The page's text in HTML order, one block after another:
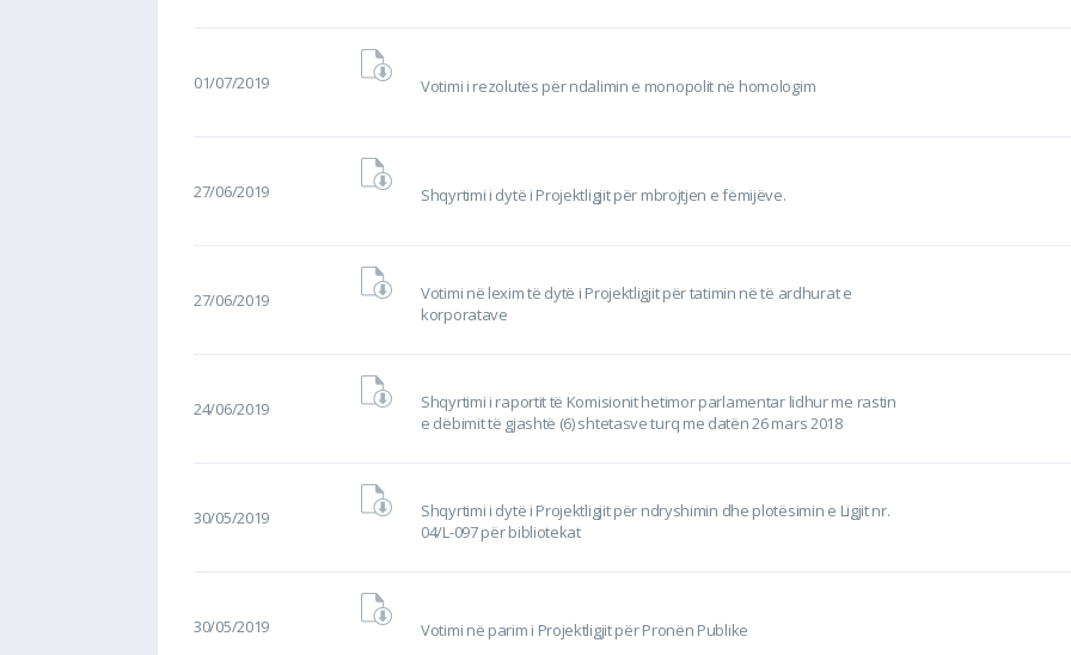
01/07/2019 Votimi i rezolutës për ndalimin e monopolit në homologim
27/06/2019 Shqyrtimi i dytë i Projektligjit për mbrojtjen e fëmijëve.
27/06/2019
Votimi në lexim të dytë i Projektligjit për tatimin në të ardhurat e
korporatave
24/06/2019
Shqyrtimi i raportit të Komisionit hetimor parlamentar lidhur me rastin
e dëbimit të gjashtë (6) shtetasve turq me datën 26 mars 2018
30/05/2019
Shqyrtimi i dytë i Projektligjit për ndryshimin dhe plotësimin e Ligjit nr.
04/L-097 për bibliotekat
30/05/2019 Votimi në parim i Projektligjit për Pronën Publike